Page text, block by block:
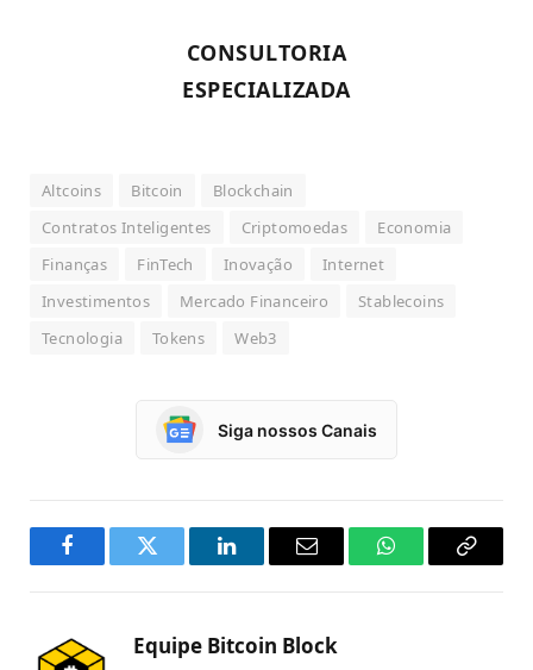
CONSULTORIA
ESPECIALIZADA
Altcoins Bitcoin
Blockchain
Contratos Inteligentes
Criptomoedas
Economia
Finanças
FinTech Inovação
Internet
Investimentos
Mercado Financeiro
Stablecoins
Tecnologia
Tokens Web3
Siga nossos Canais
FacebookTwitter LinkedInEmail WhatsAppCopy
Equipe Bitcoin Block